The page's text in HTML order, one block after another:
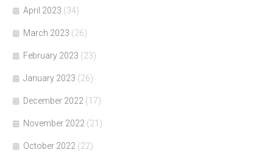
April 2023 (34)
March 2023 (26)
February 2023 (23)
January 2023 (26)
December 2022 (17)
November 2022 (21)
October 2022 (22)